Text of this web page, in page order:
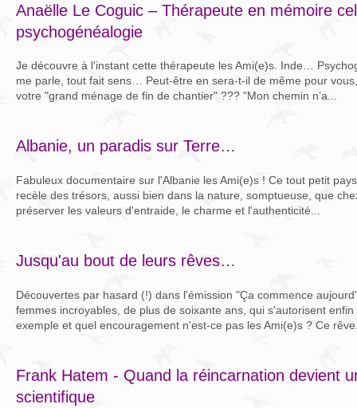
Anaëlle Le Coguic – Thérapeute en mémoire
psychogénéalogie
Je découvre à l'instant cette thérapeute les Ami(e)s. Inde…
me parle, tout fait sens… Peut-être en sera-t-il de même pour
votre "grand ménage de fin de chantier" ??? "Mon chemin n’a...
Albanie, un paradis sur Terre…
Fabuleux documentaire sur l'Albanie les Ami(e)s ! Ce tout petit
recèle des trésors, aussi bien dans la nature, somptueuse, que
préserver les valeurs d'entraide, le charme et l'authenticité...
Jusqu'au bout de leurs rêves…
Découvertes par hasard (!) dans l'émission "Ça commence
femmes incroyables, de plus de soixante ans, qui s'autorisent
exemple et quel encouragement n'est-ce pas les Ami(e)s ? Ce
Frank Hatem - Quand la réincarnation devient
scientifique